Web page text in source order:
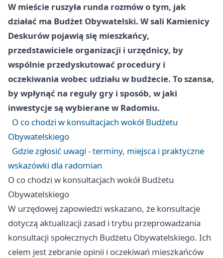
W mieście ruszyła runda rozmów o tym, jak
działać ma Budżet Obywatelski. W sali Kamienicy
Deskurów pojawią się mieszkańcy,
przedstawiciele organizacji i urzędnicy, by
wspólnie przedyskutować procedury i
oczekiwania wobec udziału w budżecie. To szansa,
by wpłynąć na reguły gry i sposób, w jaki
inwestycje są wybierane w Radomiu.
O co chodzi w konsultacjach wokół Budżetu
Obywatelskiego
Gdzie zgłosić uwagi - terminy, miejsca i praktyczne
wskazówki dla radomian
O co chodzi w konsultacjach wokół Budżetu
Obywatelskiego
W urzędowej zapowiedzi wskazano, że konsultacje
dotyczą aktualizacji zasad i trybu przeprowadzania
konsultacji społecznych Budżetu Obywatelskiego. Ich
celem jest zebranie opinii i oczekiwań mieszkańców